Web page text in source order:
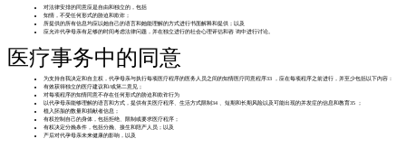
对法律安排的同意应是自由和独立的，包括
知情，不受任何形式的胁迫和欺诈；
所提供的所有信息均应以她自己的语言和她能理解的方式进行书面解释和提供；以及
应允许代孕母亲有足够的时间考虑法律问题，并在独立进行的社会心理评估和咨 询中进行讨论。
医疗事务中的同意
为支持自我决定和自主权，代孕母亲与执行每项医疗程序的医务人员之间的知情医疗同意程序33 ，应在每项程序之前进行，并至少包括以下内容：
有效获得独立的医疗建议和/或第二意见；
对每项程序的知情同意不存在任何形式的胁迫和欺诈行为
以代孕母亲能够理解的语言和方式，提供有关医疗程序、生活方式限制34 、短期和长期风险以及可能出现的并发症的信息和教育35 ；
植入胚胎的数量和捐献者信息；
有权控制自己的身体，包括拒绝、限制或要求医疗程序；
有权决定分娩条件，包括分娩、接生和陪产人员；以及
产后对代孕母亲未来健康的影响，以及